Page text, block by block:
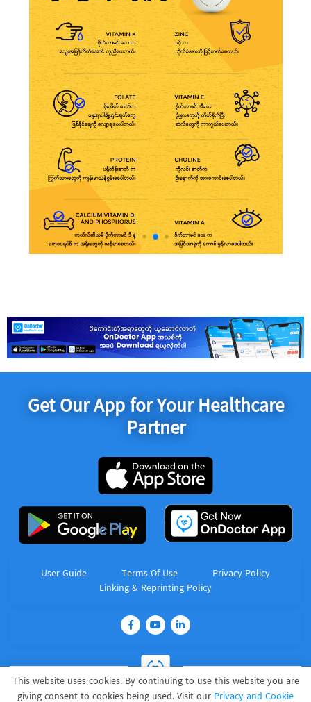
Get Our App for Your Healthcare
Partner
User Guide Terms Of Use
Privacy Policy
Linking & Reprinting Policy
This website uses cookies. By continuing to use this website you are
giving consent to cookies being used. Visit our Privacy and Cookie